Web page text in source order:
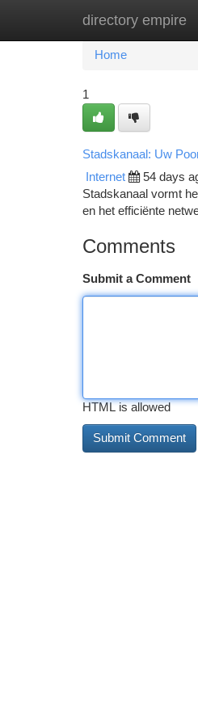
directory empire
Home New
Home
1
Stadskanaal: Uw
Internet 54 days
Stadskanaal vormt
en het efficiënte
Comments
Submit a Comment
HTML is allowed